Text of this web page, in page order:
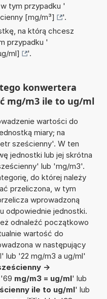
tym przypadku '
[mg/m³]
'.
na którą chcesz
przypadku '
ml]
'.
konwertera
mg/m3 ile to ug/ml
wartości do
miary; na
sześcienny'. W ten
jednostki lub jej skrótna
lub 'mg/m3'.
do której należy
przeliczona, w tym
wprowadzoną
odpowiednie jednostki.
odnaleźć początkowo
wartość do
w następujący
lub '22 mg/m3 a ug/ml'
->
mg/m3 = ug/ml' lub
ile to ug/ml' lub